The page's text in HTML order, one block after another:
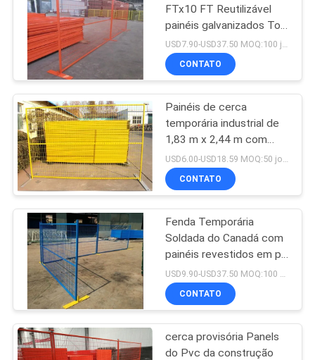
painéis da cerca da
rede de arame
Arame de aço
inoxidável tecidas
FTx10 FT Reutilizável
painéis galvanizados Top
Coupler para isolamentoUSD7.90-USD37.50 MOQ:100 jogos
CONTATO
Painéis de cerca
temporária industrial de
1,83 m x 2,44 m com
acabamento em pintura
eletrostática, suporte
forte
USD6.00-USD18.59 MOQ:50 jogos
CONTATO
Fenda Temporária
Soldada do Canadá com
painéis revestidos em pó
de fixação sólida para
canteiros de obras
CONTATO
cerca provisória Panels
do Pvc da construção